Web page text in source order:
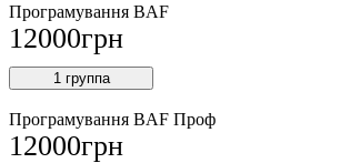
Програмування BAF
12000грн
1 группа
Програмування BAF Проф
12000грн